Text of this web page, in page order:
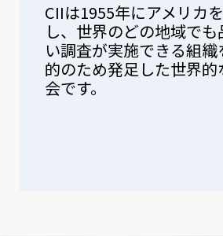
CIIは1955年にアメリカ
し、世界のどの地域で
い調査が実施できる組織
的のため発足した世界的
会です。